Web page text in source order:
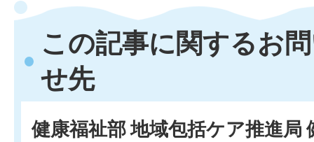
この記事に関するお
せ先
健康福祉部 地域包括ケア推進局